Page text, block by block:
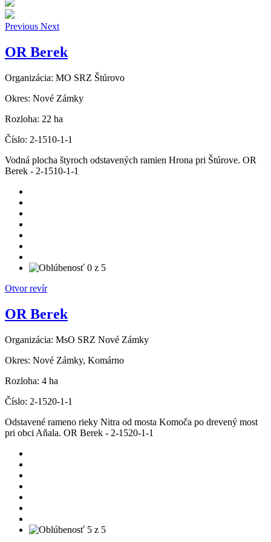
Previous Next
OR Berek
Organizácia: MO SRZ Štúrovo
Okres: Nové Zámky
Rozloha: 22 ha
Číslo: 2-1510-1-1
Vodná plocha štyroch odstavených ramien Hrona pri Štúrove. OR
Berek - 2-1510-1-1
Otvor revír
OR Berek
Organizácia: MsO SRZ Nové Zámky
Okres: Nové Zámky, Komárno
Rozloha: 4 ha
Číslo: 2-1520-1-1
Odstavené rameno rieky Nitra od mosta Komoča po drevený most
pri obci Aňala. OR Berek - 2-1520-1-1